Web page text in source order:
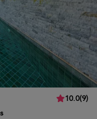
10.0(9)